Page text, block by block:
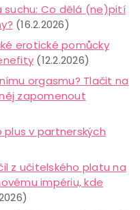
suchu: Co dělá (ne)pití
(16.2.2026)
erotické pomůcky
(12.2.2026)
orgasmu? Tlačit na
zapomenout
plus v partnerských
z učitelského platu na
impériu, kde